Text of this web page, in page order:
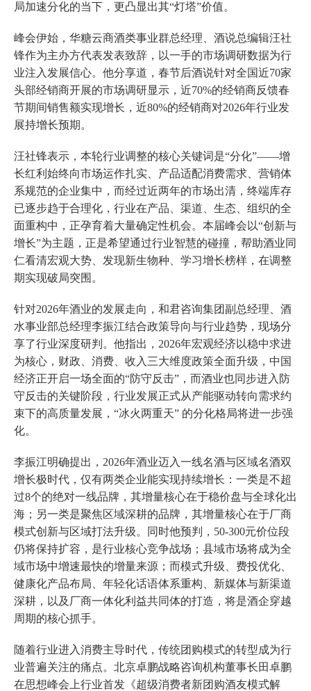
局加速分化的当下，更凸显出其“灯塔”价值。
峰会伊始，华糖云商酒类事业群总经理、酒说总编辑汪社
锋作为主办方代表发表致辞，以一手的市场调研数据为行
业注入发展信心。他分享道，春节后酒说针对全国近70家
头部经销商开展的市场调研显示，近70%的经销商反馈春
节期间销售额实现增长，近80%的经销商对2026年行业发
展持增长预期。
汪社锋表示，本轮行业调整的核心关键词是“分化”——增
长红利始终向市场运作扎实、产品适配消费需求、营销体
系规范的企业集中，而经过近两年的市场出清，终端库存
已逐步趋于合理化，行业在产品、渠道、生态、组织的全
面重构中，正孕育着大量确定性机会。本届峰会以“创新与
增长”为主题，正是希望通过行业智慧的碰撞，帮助酒业同
仁看清宏观大势、发现新生物种、学习增长榜样，在调整
期实现破局突围。
针对2026年酒业的发展走向，和君咨询集团副总经理、酒
水事业部总经理李振江结合政策导向与行业趋势，现场分
享了行业深度研判。他指出，2026年宏观经济以稳中求进
为核心，财政、消费、收入三大维度政策全面升级，中国
经济正开启一场全面的“防守反击”，而酒业也同步进入防
守反击的关键阶段，行业发展正式从产能驱动转向需求约
束下的高质量发展，“冰火两重天” 的分化格局将进一步强
化。
李振江明确提出，2026年酒业迈入一线名酒与区域名酒双
增长极时代，仅有两类企业能实现持续增长：一类是不超
过8个的绝对一线品牌，其增量核心在于稳价盘与全球化出
海；另一类是聚焦区域深耕的品牌，其增量核心在于厂商
模式创新与区域打法升级。同时他预判，50-300元价位段
仍将保持扩容，是行业核心竞争战场；县域市场将成为全
域市场中增速最快的增量来源；而模式升级、费投优化、
健康化产品布局、年轻化话语体系重构、新媒体与新渠道
深耕，以及厂商一体化利益共同体的打造，将是酒企穿越
周期的核心抓手。
随着行业进入消费主导时代，传统团购模式的转型成为行
业普遍关注的痛点。北京卓鹏战略咨询机构董事长田卓鹏
在思想峰会上行业首发《超级消费者新团购酒友模式解